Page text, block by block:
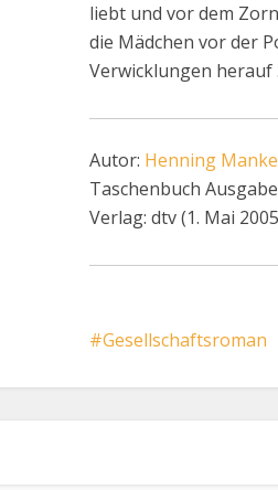
liebt und vor dem
die Mädchen vor der
Verwicklungen herauf
Autor: Henning
Taschenbuch
Verlag: dtv (1. Mai
Gesellschaftsroman